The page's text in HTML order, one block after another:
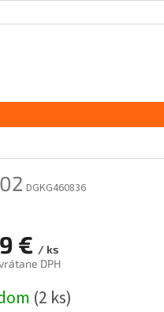
DGKG460836
€ / ks
DPH
(2 ks)